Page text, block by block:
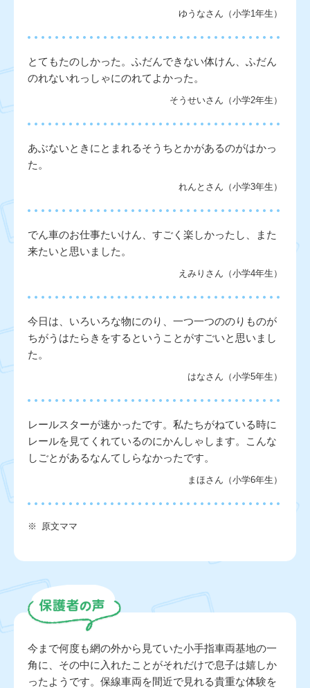
ゆうなさん（小学1年生）
とてもたのしかった。ふだんできない体けん、ふだん
のれないれっしゃにのれてよかった。
そうせいさん（小学2年生）
あぶないときにとまれるそうちとかがあるのがはかっ
た。
れんとさん（小学3年生）
でん車のお仕事たいけん、すごく楽しかったし、また
来たいと思いました。
えみりさん（小学4年生）
今日は、いろいろな物にのり、一つ一つののりものが
ちがうはたらきをするということがすごいと思いまし
た。
はなさん（小学5年生）
レールスターが速かったです。私たちがねている時に
レールを見てくれているのにかんしゃします。こんな
しごとがあるなんてしらなかったです。
まほさん（小学6年生）
※ 原文ママ
今まで何度も網の外から見ていた小手指車両基地の一
角に、その中に入れたことがそれだけで息子は嬉しか
ったようです。保線車両を間近で見れる貴重な体験を